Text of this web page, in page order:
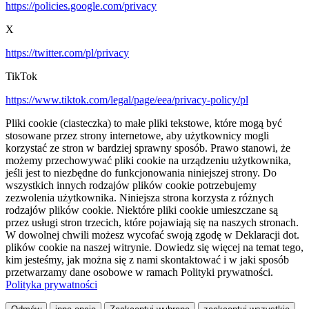
https://policies.google.com/privacy
X
https://twitter.com/pl/privacy
TikTok
https://www.tiktok.com/legal/page/eea/privacy-policy/pl
Pliki cookie (ciasteczka) to małe pliki tekstowe, które mogą być
stosowane przez strony internetowe, aby użytkownicy mogli
korzystać ze stron w bardziej sprawny sposób. Prawo stanowi, że
możemy przechowywać pliki cookie na urządzeniu użytkownika,
jeśli jest to niezbędne do funkcjonowania niniejszej strony. Do
wszystkich innych rodzajów plików cookie potrzebujemy
zezwolenia użytkownika. Niniejsza strona korzysta z różnych
rodzajów plików cookie. Niektóre pliki cookie umieszczane są
przez usługi stron trzecich, które pojawiają się na naszych stronach.
W dowolnej chwili możesz wycofać swoją zgodę w Deklaracji dot.
plików cookie na naszej witrynie. Dowiedz się więcej na temat tego,
kim jesteśmy, jak można się z nami skontaktować i w jaki sposób
przetwarzamy dane osobowe w ramach Polityki prywatności.
Polityka prywatności